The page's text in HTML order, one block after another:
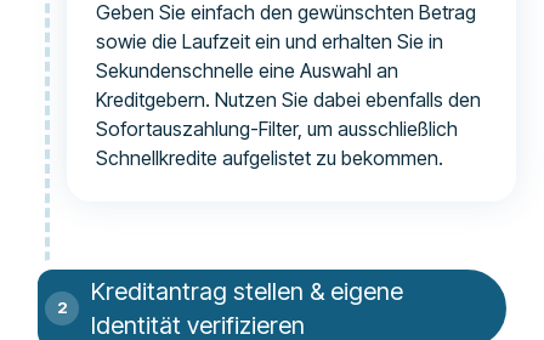
Geben Sie einfach den gewünschten Betrag
sowie die Laufzeit ein und erhalten Sie in
Sekundenschnelle eine Auswahl an
Kreditgebern. Nutzen Sie dabei ebenfalls den
Sofortauszahlung-Filter, um ausschließlich
Schnellkredite aufgelistet zu bekommen.
Kreditantrag stellen & eigene
Identität verifizieren